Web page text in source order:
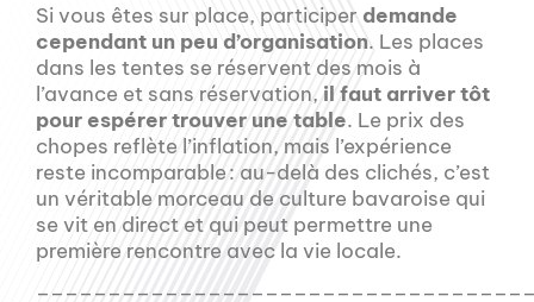
Si vous êtes sur place, participer demande
cependant un peu d’organisation. Les places
dans les tentes se réservent des mois à
l’avance et sans réservation, il faut arriver tôt
pour espérer trouver une table. Le prix des
chopes reflète l’inflation, mais l’expérience
reste incomparable : au-delà des clichés, c’est
un véritable morceau de culture bavaroise qui
se vit en direct et qui peut permettre une
première rencontre avec la vie locale.